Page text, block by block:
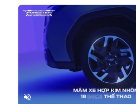
Unmute